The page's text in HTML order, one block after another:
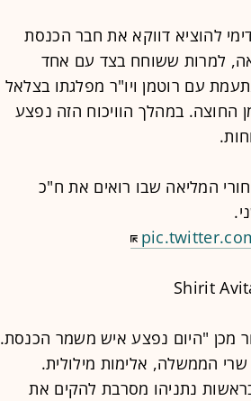
להוציא דווקא את חבר הכנסת
למרות ששוחח בצד עם אחד
עם רוטמן ויו"ר מפלגתו בצלאל
החוצה. במהלך הוויכוח הזה נפצע
המליאה שבו רואים את ח"כ
מכן "היום נפצע איש משמר הכנסת.
הממשלה, אלימות מילולית.
בראשות נתניהו מסרבת להקים את